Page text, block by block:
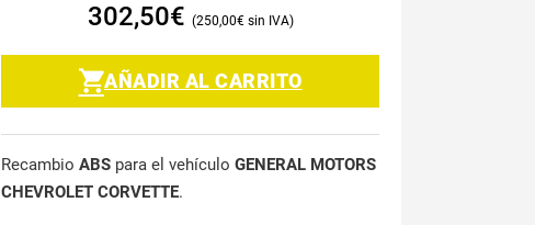
302,50€ 250,00€
AÑADIR AL CARRITO
Recambio ABS para el vehículo GENERAL MOTORS
CHEVROLET CORVETTE.